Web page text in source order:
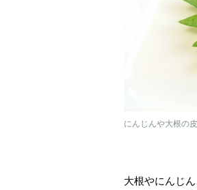
にんじんや大根の
大根やにんじ